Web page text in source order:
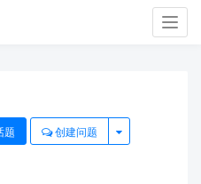
题
创建问题